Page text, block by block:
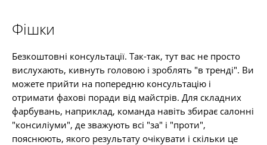
Фішки
Безкоштовні консультації. Так-так, тут вас не просто
вислухають, кивнуть головою і зроблять "в тренді". Ви
можете прийти на попередню консультацію і
отримати фахові поради від майстрів. Для складних
фарбувань, наприклад, команда навіть збирає салонні
"консиліуми", де зважують всі "за" і "проти",
пояснюють, якого результату очікувати і скільки це